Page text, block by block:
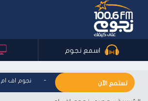
اسمع نجوم
تستمع الآن
نجوم اف ام - على كيفك نجوم اف ام